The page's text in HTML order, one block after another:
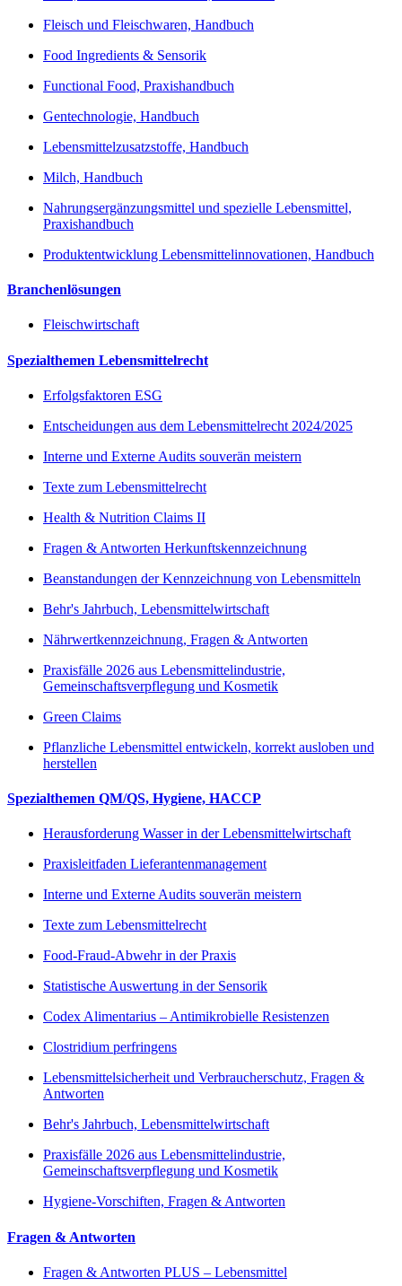
Fleisch und Fleischwaren, Handbuch
Food Ingredients & Sensorik
Functional Food, Praxishandbuch
Gentechnologie, Handbuch
Lebensmittelzusatzstoffe, Handbuch
Milch, Handbuch
Nahrungsergänzungsmittel und spezielle Lebensmittel,
Praxishandbuch
Produktentwicklung Lebensmittelinnovationen, Handbuch
Branchenlösungen
Fleischwirtschaft
Spezialthemen Lebensmittelrecht
Erfolgsfaktoren ESG
Entscheidungen aus dem Lebensmittelrecht 2024/2025
Interne und Externe Audits souverän meistern
Texte zum Lebensmittelrecht
Health & Nutrition Claims II
Fragen & Antworten Herkunftskennzeichnung
Beanstandungen der Kennzeichnung von Lebensmitteln
Behr's Jahrbuch, Lebensmittelwirtschaft
Nährwertkennzeichnung, Fragen & Antworten
Praxisfälle 2026 aus Lebensmittelindustrie,
Gemeinschaftsverpflegung und Kosmetik
Green Claims
Pflanzliche Lebensmittel entwickeln, korrekt ausloben und
herstellen
Spezialthemen QM/QS, Hygiene, HACCP
Herausforderung Wasser in der Lebensmittelwirtschaft
Praxisleitfaden Lieferantenmanagement
Interne und Externe Audits souverän meistern
Texte zum Lebensmittelrecht
Food-Fraud-Abwehr in der Praxis
Statistische Auswertung in der Sensorik
Codex Alimentarius – Antimikrobielle Resistenzen
Clostridium perfringens
Lebensmittelsicherheit und Verbraucherschutz, Fragen &
Antworten
Behr's Jahrbuch, Lebensmittelwirtschaft
Praxisfälle 2026 aus Lebensmittelindustrie,
Gemeinschaftsverpflegung und Kosmetik
Hygiene-Vorschiften, Fragen & Antworten
Fragen & Antworten
Fragen & Antworten PLUS – Lebensmittel